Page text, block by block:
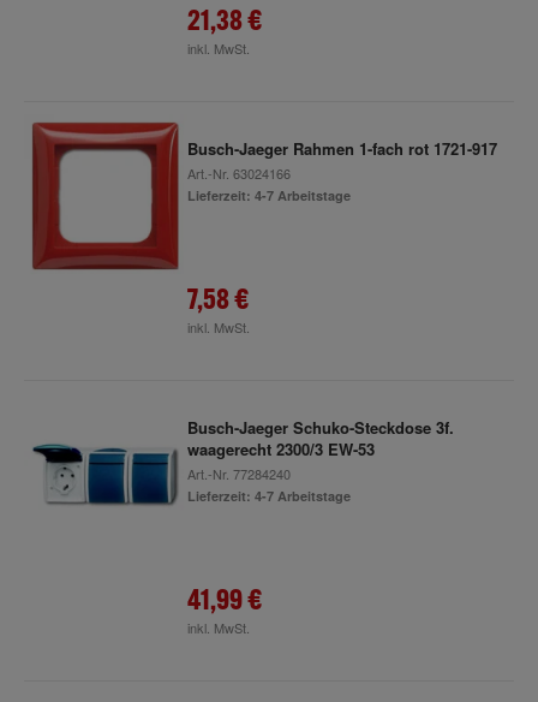
21,38 €
inkl. MwSt.
Busch-Jaeger Rahmen 1-fach rot 1721-917
Art.-Nr. 63024166
Lieferzeit: 4-7 Arbeitstage
7,58 €
inkl. MwSt.
Busch-Jaeger Schuko-Steckdose 3f.
waagerecht 2300/3 EW-53
Art.-Nr. 77284240
Lieferzeit: 4-7 Arbeitstage
41,99 €
inkl. MwSt.